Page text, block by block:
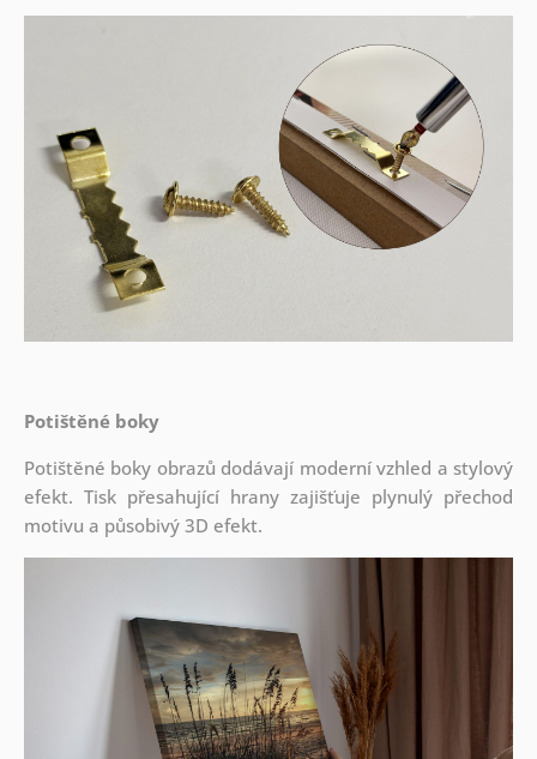
Potištěné boky
Potištěné boky obrazů dodávají moderní vzhled a stylový
efekt. Tisk přesahující hrany zajišťuje plynulý přechod
motivu a působivý 3D efekt.